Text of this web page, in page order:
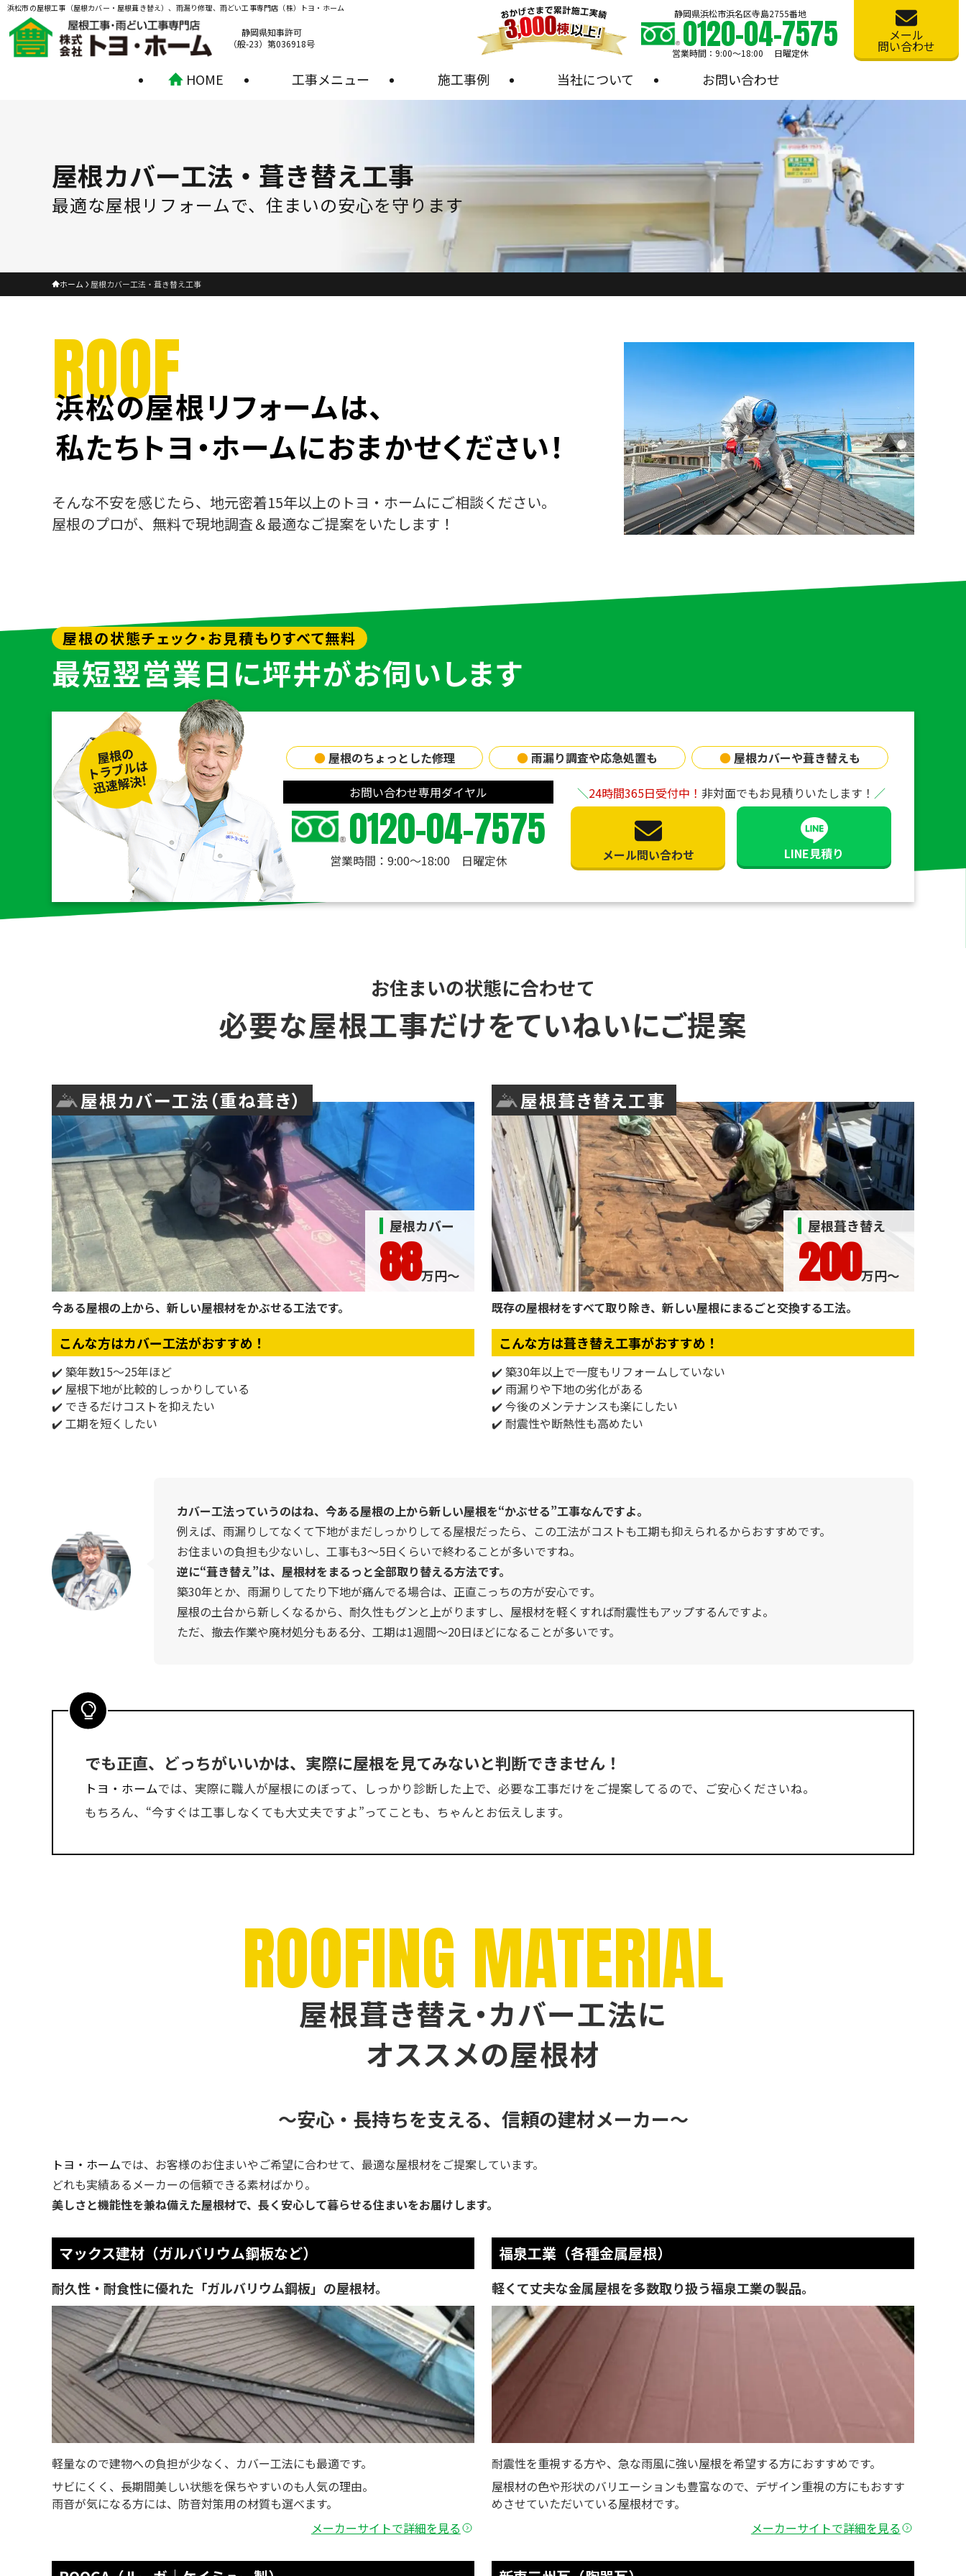
浜松市の屋根工事（屋根カバー・屋根葺き替え）、雨漏り修理、雨どい工事専門店（株）トヨ・ホーム
HOME 工事メニュー 施工事例 当社について お問い合わせ
静岡県知事許可
（般-23）第036918号
静岡県浜松市浜名区寺島2755番地
0120-04-7575
営業時間：9:00〜18:00 日曜定休
メール
問い合わせ
屋根カバー工法・葺き替え工事
最適な屋根リフォームで、住まいの安心を守ります
ホーム 屋根カバー工法・葺き替え工事
ROOF
浜松の屋根リフォームは、
私たちトヨ・ホームにおまかせください！
そんな不安を感じたら、地元密着15年以上のトヨ・ホームにご相談ください。
屋根のプロが、無料で現地調査＆最適なご提案をいたします！
屋根の状態チェック・お見積もりすべて無料
最短翌営業日に坪井がお伺いします
●屋根のちょっとした修理 ●雨漏り調査や応急処置も ●屋根カバーや葺き替えも
お問い合わせ専用ダイヤル
0120-04-7575
営業時間：9:00〜18:00 日曜定休
24時間365日受付中！ 非対面でもお見積りいたします！
メール問い合わせ LINE見積り
お住まいの状態に合わせて
必要な屋根工事だけをていねいにご提案
屋根カバー工法（重ね葺き）
屋根カバー
88万円〜
今ある屋根の上から、新しい屋根材をかぶせる工法です。
こんな方はカバー工法がおすすめ！
✔️ 築年数15〜25年ほど
✔️ 屋根下地が比較的しっかりしている
✔️ できるだけコストを抑えたい
✔️ 工期を短くしたい
屋根葺き替え工事
屋根葺き替え
200万円〜
既存の屋根材をすべて取り除き、新しい屋根にまるごと交換する工法。
こんな方は葺き替え工事がおすすめ！
✔️ 築30年以上で一度もリフォームしていない
✔️ 雨漏りや下地の劣化がある
✔️ 今後のメンテナンスも楽にしたい
✔️ 耐震性や断熱性も高めたい
カバー工法っていうのはね、今ある屋根の上から新しい屋根を“かぶせる”工事なんですよ。
例えば、雨漏りしてなくて下地がまだしっかりしてる屋根だったら、この工法がコストも工期も抑えられるからおすすめです。
お住まいの負担も少ないし、工事も3〜5日くらいで終わることが多いですね。
逆に“葺き替え”は、屋根材をまるっと全部取り替える方法です。
築30年とか、雨漏りしてたり下地が痛んでる場合は、正直こっちの方が安心です。
屋根の土台から新しくなるから、耐久性もグンと上がりますし、屋根材を軽くすれば耐震性もアップするんですよ。
ただ、撤去作業や廃材処分もある分、工期は1週間〜20日ほどになることが多いです。
でも正直、どっちがいいかは、実際に屋根を見てみないと判断できません！
トヨ・ホームでは、実際に職人が屋根にのぼって、しっかり診断した上で、必要な工事だけをご提案してるので、ご安心くださいね。
もちろん、“今すぐは工事しなくても大丈夫ですよ”ってことも、ちゃんとお伝えします。
ROOFING MATERIAL
屋根葺き替え・カバー工法に
オススメの屋根材
〜安心・長持ちを支える、 信頼の建材メーカー〜
トヨ・ホームでは、お客様のお住まいやご希望に合わせて、最適な屋根材をご提案しています。
どれも実績あるメーカーの信頼できる素材ばかり。
美しさと機能性を兼ね備えた屋根材で、長く安心して暮らせる住まいをお届けします。
マックス建材（ガルバリウム鋼板など）
耐久性・耐食性に優れた「ガルバリウム鋼板」の屋根材。
軽量なので建物への負担が少なく、カバー工法にも最適です。
サビにくく、長期間美しい状態を保ちやすいのも人気の理由。
雨音が気になる方には、防音対策用の材質も選べます。
メーカーサイトで詳細を見る
福泉工業（各種金属屋根）
軽くて丈夫な金属屋根を多数取り扱う福泉工業の製品。
耐震性を重視する方や、急な雨風に強い屋根を希望する方におすすめです。
屋根材の色や形状のバリエーションも豊富なので、デザイン重視の方にもおすす
めさせていただいている屋根材です。
メーカーサイトで詳細を見る